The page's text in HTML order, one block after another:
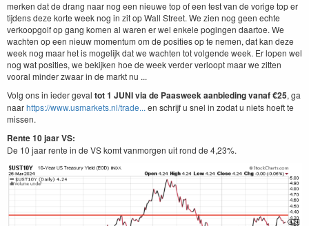
merken dat de drang naar nog een nieuwe top of een test van de vorige top er
tijdens deze korte week nog in zit op Wall Street. We zien nog geen echte
verkoopgolf op gang komen al waren er wel enkele pogingen daartoe. We
wachten op een nieuw momentum om de posities op te nemen, dat kan deze
week nog maar het is mogelijk dat we wachten tot volgende week. Er lopen wel
nog wat posities, we bekijken hoe de week verder verloopt maar we zitten
vooral minder zwaar in de markt nu ...
Volg ons in ieder geval tot 1 JUNI via de Paasweek aanbieding vanaf €25, ga
naarhttps://www.usmarkets.nl/trade... en schrijf u snel in zodat u niets hoeft te
missen.
Rente 10 jaar VS:
De 10 jaar rente in de VS komt vanmorgen uit rond de 4,23%.